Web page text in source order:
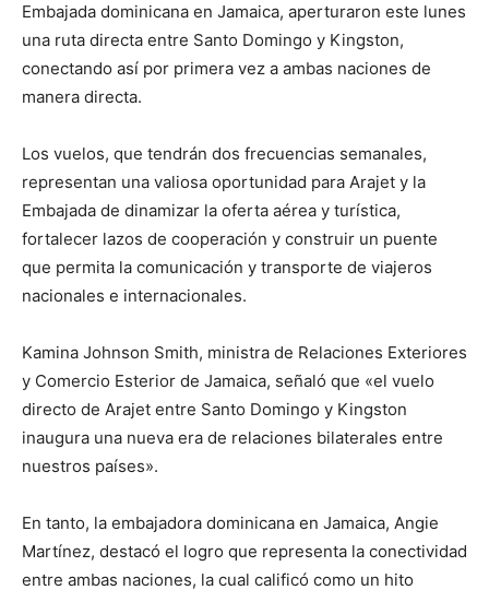
Embajada dominicana en Jamaica, aperturaron este lunes
una ruta directa entre Santo Domingo y Kingston,
conectando así por primera vez a ambas naciones de
manera directa.
Los vuelos, que tendrán dos frecuencias semanales,
representan una valiosa oportunidad para Arajet y la
Embajada de dinamizar la oferta aérea y turística,
fortalecer lazos de cooperación y construir un puente
que permita la comunicación y transporte de viajeros
nacionales e internacionales.
Kamina Johnson Smith, ministra de Relaciones Exteriores
y Comercio Esterior de Jamaica, señaló que «el vuelo
directo de Arajet entre Santo Domingo y Kingston
inaugura una nueva era de relaciones bilaterales entre
nuestros países».
En tanto, la embajadora dominicana en Jamaica, Angie
Martínez, destacó el logro que representa la conectividad
entre ambas naciones, la cual calificó como un hito